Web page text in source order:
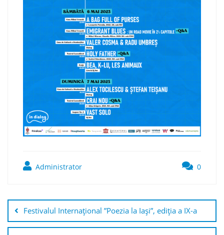
Administrator 0
în
articole
Festivalul Internațional ”Poezia la Iași”, ediția a IX-a